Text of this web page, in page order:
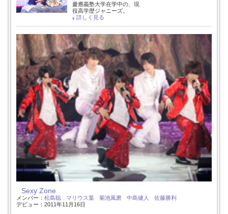
慶應義塾大学在学中の、現
役高学歴ジャニーズ。
詳しく見る
Sexy Zone
メンバー： 松島聡 マリウス葉 菊池風磨 中島健人
佐藤勝利
デビュー：2011年11月16日